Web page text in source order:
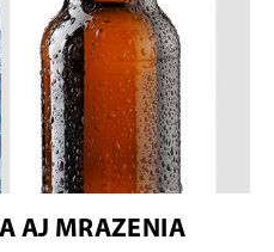
AJ MRAZENIA